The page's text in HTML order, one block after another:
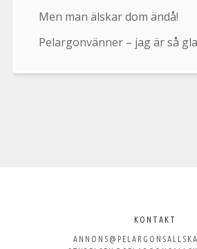
Men man älskar dom ändå!
Pelargonvänner – jag är så
KONTAKT